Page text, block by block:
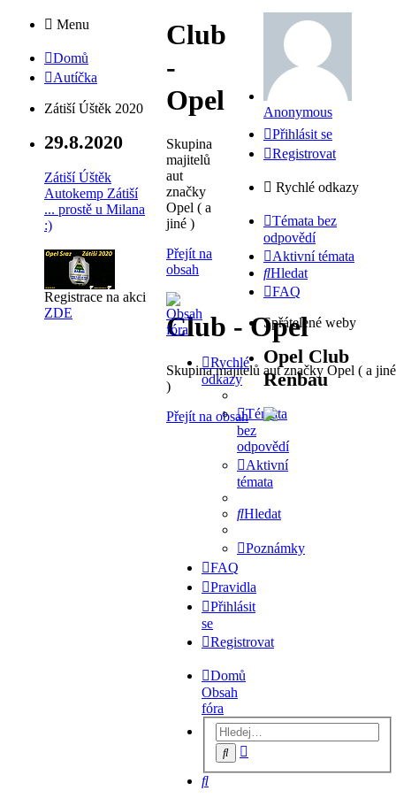
Menu
Domů
Autíčka
Zátiší Úštěk 2020
29.8.2020
Zátiší Úštěk
Autokemp Zátiší
... prostě u Milana
:)
Registrace na akci
ZDE
Club
-
Opel
Skupina
majitelů
aut
značky
Opel ( a
jiné )
Přejít na
obsah
Club - Opel
Skupina majitelů aut značky Opel ( a jiné
)
Přejít na obsah
Rychlé
odkazy
Témata
bez
odpovědí
Aktivní
témata
Hledat
Poznámky
FAQ
Pravidla
Přihlásit
se
Registrovat
Domů
Obsah
fóra
Hledat
Hledat
Anonymous
Přihlásit se
Registrovat
Rychlé odkazy
Témata bez
odpovědí
Aktivní témata
Hledat
FAQ
Spřátelené weby
Opel Club
Renbau